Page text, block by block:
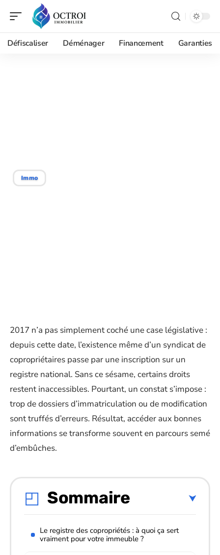
Défiscaliser Déménager Financement Garanties
Immo
2017 n’a pas simplement coché une case législative :
depuis cette date, l’existence même d’un syndicat de
copropriétaires passe par une inscription sur un
registre national. Sans ce sésame, certains droits
restent inaccessibles. Pourtant, un constat s’impose :
trop de dossiers d’immatriculation ou de modification
sont truffés d’erreurs. Résultat, accéder aux bonnes
informations se transforme souvent en parcours semé
d’embûches.
Sommaire
Le registre des copropriétés : à quoi ça sert
vraiment pour votre immeuble ?